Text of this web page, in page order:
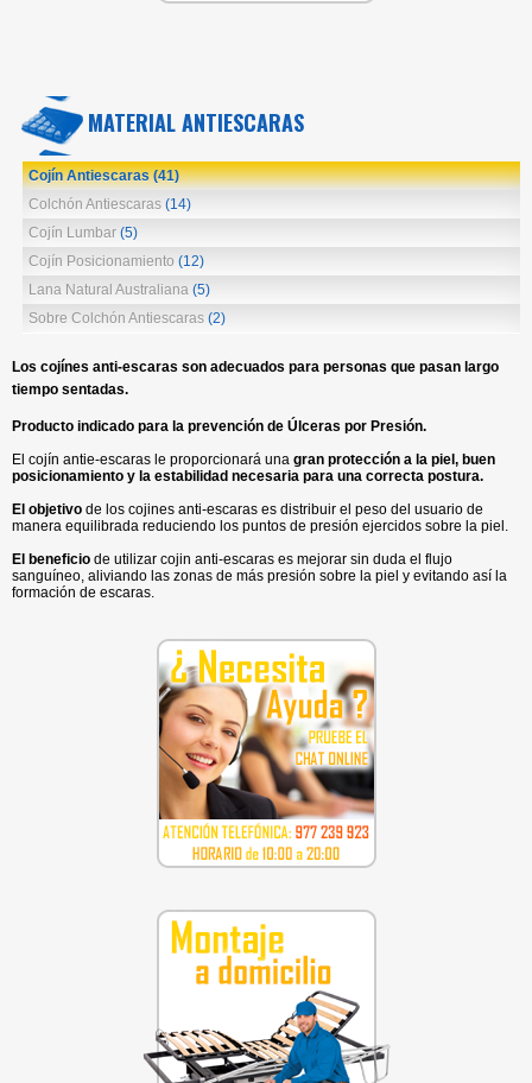
MATERIAL ANTIESCARAS
Cojín Antiescaras(41)
Colchón Antiescaras (14)
Cojín Lumbar (5)
Cojín Posicionamiento (12)
Lana Natural Australiana (5)
Sobre Colchón Antiescaras (2)
Los cojínes anti-escaras son adecuados para personas que pasan largo
tiempo sentadas.
Producto indicado para la prevención de Úlceras por Presión.
El cojín antie-escaras le proporcionará una gran protección a la piel, buen
posicionamiento y la estabilidad necesaria para una correcta postura.
El objetivo de los cojines anti-escaras es distribuir el peso del usuario de
manera equilibrada reduciendo los puntos de presión ejercidos sobre la piel.
El beneficio de utilizar cojin anti-escaras es mejorar sin duda el flujo
sanguíneo, aliviando las zonas de más presión sobre la piel y evitando así la
formación de escaras.